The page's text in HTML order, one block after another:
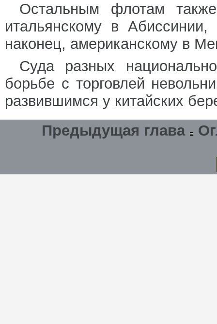
Остальным флотам
итальянскому в
наконец, американскому в
Суда разных
борьбе с торговлей
развившимся у китайских
Предыдущая глава